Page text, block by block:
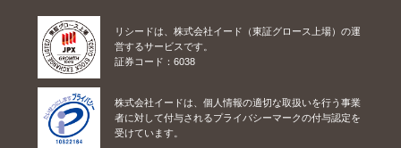
リシードは、株式会社イード（東証グロース上場）の運
営するサービスです。
証券コード：6038
株式会社イードは、個人情報の適切な取扱いを行う事業
者に対して付与されるプライバシーマークの付与認定を
受けています。